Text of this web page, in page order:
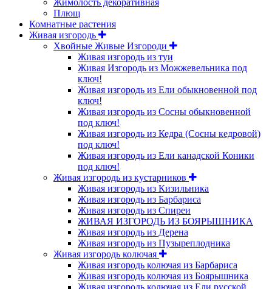
Плющ
Комнатные растения
Живая изгородь
Хвойные Живые Изгороди
Живая изгородь из туи
Живая Изгородь из Можжевельника под
ключ!
Живая изгородь из Ели обыкновенной под
ключ!
Живая изгородь из Сосны обыкновенной
под ключ!
Живая изгородь из Кедра (Сосны кедровой)
под ключ!
Живая изгородь из Ели канадской Коники
под ключ!
Живая изгородь из кустарников
Живая изгородь из Кизильника
Живая изгородь из Барбариса
Живая изгородь из Спиреи
ЖИВАЯ ИЗГОРОДЬ ИЗ БОЯРЫШНИКА
Живая изгородь из Дерена
Живая изгородь из Пузыреплодника
Живая изгородь колючая
Живая изгородь колючая из Барбариса
Живая изгородь колючая из Боярышника
Живая изгородь колючая из Ели русской